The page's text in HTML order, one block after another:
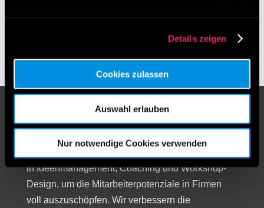
Details zeigen
Cookies zulassen
Auswahl erlauben
Nur notwendige Cookies verwenden
in Ideenmanagement, Coaching und Workshop-
Design, um die Mitarbeiterpotenziale in Firmen
voll auszuschöpfen. Wir verbessern die